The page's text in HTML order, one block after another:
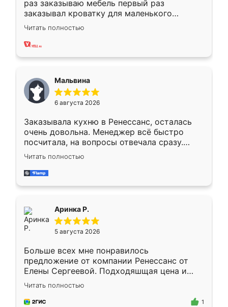
раз заказываю мебель первый раз
заказывал кроватку для маленького
ребёнка при его рождении ,во второй раз
заказал шкаф-купе. По качеству очень
хорошее сборка достаточно быстрая,
меньше, здесь же он более разнообразный.
Мне нравится ,если что-то потребуется из
мебели буду заказывать только здесь.
Читать полностью
Мальвина
6 августа 2026
Заказывала кухню в Ренессанс, осталась
очень довольна. Менеджер всё быстро
посчитала, на вопросы отвечала сразу.
Замерщик приехал в субботу, подошёл к
делу со всей ответственностью. Собрали
за день, ребята работали аккуратно, даже
Читать полностью
Аринка Р.
5 августа 2026
Больше всех мне понравилось
предложение от компании Ренессанс от
Елены Сергеевой. Подходяшщая цена и
короткие сроки изготовления. Приехавший
для замера сотрудник Владислав
предложил по моему эскизу самый
Читать полностью
1